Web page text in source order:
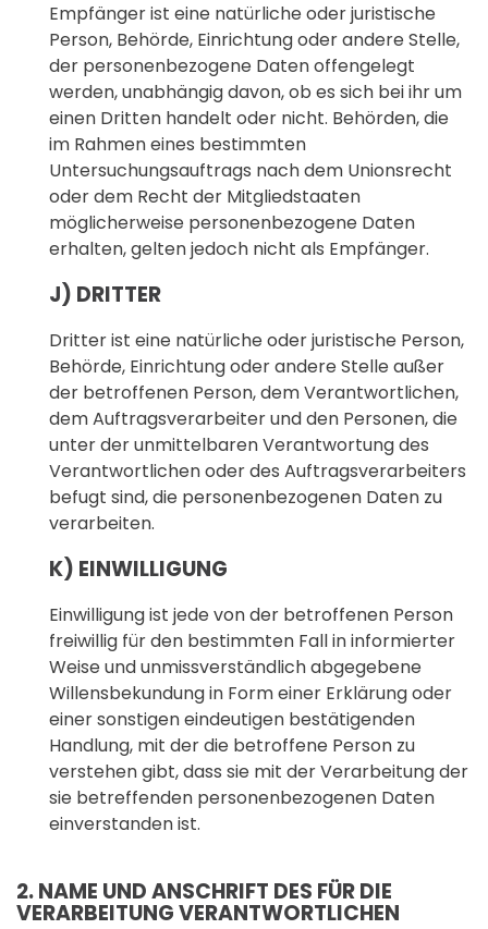
Empfänger ist eine natürliche oder juristische
Person, Behörde, Einrichtung oder andere Stelle,
der personenbezogene Daten offengelegt
werden, unabhängig davon, ob es sich bei ihr um
einen Dritten handelt oder nicht. Behörden, die
im Rahmen eines bestimmten
Untersuchungsauftrags nach dem Unionsrecht
oder dem Recht der Mitgliedstaaten
möglicherweise personenbezogene Daten
erhalten, gelten jedoch nicht als Empfänger.
J) DRITTER
Dritter ist eine natürliche oder juristische Person,
Behörde, Einrichtung oder andere Stelle außer
der betroffenen Person, dem Verantwortlichen,
dem Auftragsverarbeiter und den Personen, die
unter der unmittelbaren Verantwortung des
Verantwortlichen oder des Auftragsverarbeiters
befugt sind, die personenbezogenen Daten zu
verarbeiten.
K) EINWILLIGUNG
Einwilligung ist jede von der betroffenen Person
freiwillig für den bestimmten Fall in informierter
Weise und unmissverständlich abgegebene
Willensbekundung in Form einer Erklärung oder
einer sonstigen eindeutigen bestätigenden
Handlung, mit der die betroffene Person zu
verstehen gibt, dass sie mit der Verarbeitung der
sie betreffenden personenbezogenen Daten
einverstanden ist.
2. NAME UND ANSCHRIFT DES FÜR DIE
VERARBEITUNG VERANTWORTLICHEN